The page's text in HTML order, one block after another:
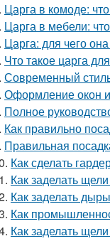
Царга в комоде:
Царга в мебели:
Царга: для чего
Что такое царга
Современный
Оформление окон
Полное
Как правильно
Правильная
Как сделать
Как заделать
Как заделать
Как
Как заделать